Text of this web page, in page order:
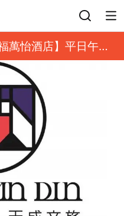
萬怡酒店】平日午餐
點套餐